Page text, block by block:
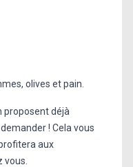
olives et pain.
proposent déjà
! Cela vous
aux